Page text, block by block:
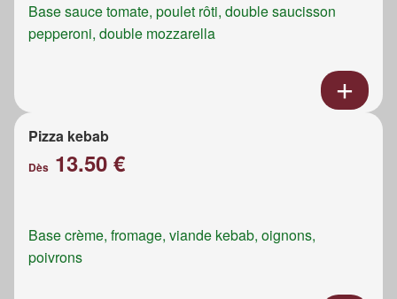
Base sauce tomate, poulet rôti, double saucisson
pepperoni, double mozzarella
Pizza kebab
Dès 13.50 €
Base crème, fromage, viande kebab, oignons,
poivrons